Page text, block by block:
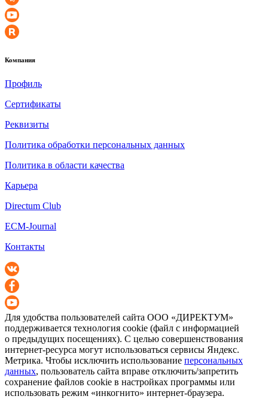
Компания
Профиль
Сертификаты
Реквизиты
Политика обработки персональных данных
Политика в области качества
Карьера
Directum Club
ECM-Journal
Контакты
Для удобства пользователей сайта ООО «ДИРЕКТУМ»
поддерживается технология cookie (файл с информацией
о предыдущих посещениях). С целью совершенствования
интернет-ресурса могут использоваться сервисы Яндекс.
Метрика. Чтобы исключить использование персональных
данных, пользователь сайта вправе отключить/запретить
сохранение файлов cookie в настройках программы или
использовать режим «инкогнито» интернет-браузера.